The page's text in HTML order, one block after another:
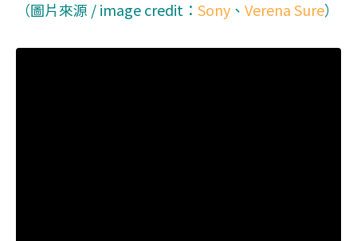
（圖片來源 / image credit： Sony 、 Verena Sure）